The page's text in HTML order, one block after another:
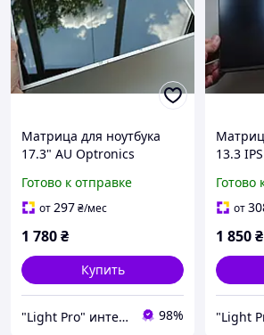
Матрица для ноутбука
17.3" AU Optronics
1600х900 HD+ Глянцевая
40 pin Б/у
Готово к отправке
от297₴/мес
1 780₴
Купить
"Light Pro" интернет-магазин 98%
13.3
Slim,
Готово
от
1 850₴